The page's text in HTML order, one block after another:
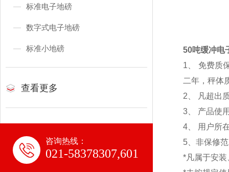
标准电子地磅
数字式电子地磅
标准小地磅
查看更多
咨询热线：
021-58378307,601
50吨缓冲电
1 、 免费
二年，秤体
2、 凡超出
3、 产品使
4、 用户所
5、非保修
*凡属于安